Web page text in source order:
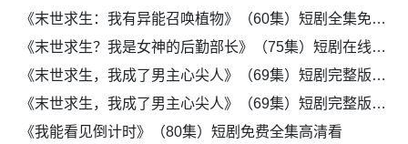
《末世求生：我有异能召唤植物》（60集）短剧全集免费在线追
《末世求生？我是女神的后勤部长》（75集）短剧在线免费看全集资源
《末世求生，我成了男主心尖人》（69集）短剧完整版免费观看
《末世求生，我成了男主心尖人》（69集）短剧完整版免费在线看
《我能看见倒计时》（80集）短剧免费全集高清看